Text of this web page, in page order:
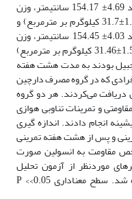
تمرین ترکیبی و مصرف دارچین (12 نفر، قد 4.69± 154.17 سانتی­متر، وزن
6.62±75.45 کیلوگرم، شاخص توده بدن 1.7±31.7 کیلوگرم بر مترمربع) و
تمرین ترکیبی و مصرف زنجبیل (11 نفر، قد 4.03± 154.45 سانتی­متر، وزن
6.09±75.18 کیلوگرم، شاخص توده بدن 1.56±31.46 کیلوگرم بر مترمربع)
بودند به مدت هشت هفته
و افرادی که در گروه مصرف دارچین
دریافت می‌کردند. هر دو گروه
و تمرینات تناوبی هوازی
ضربان قلب بیشینه انجام دادند. اندازه­ گیری
تمرینی و پس از هشت هفته تمرینی
مقاومت به انسولین صورت
موردنظر از آزمون تحلیل
واریانس با اندازه­گیری­های تکراری استفاده شد. سطح معناداری 0.05>P <